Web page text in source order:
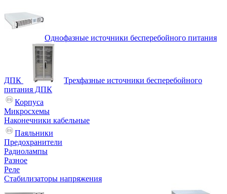
Однофазные источники бесперебойного питания
ДПК
Трехфазные источники бесперебойного
питания ДПК
Корпуса
Микросхемы
Наконечники кабельные
Паяльники
Предохранители
Радиолампы
Разное
Реле
Стабилизаторы напряжения